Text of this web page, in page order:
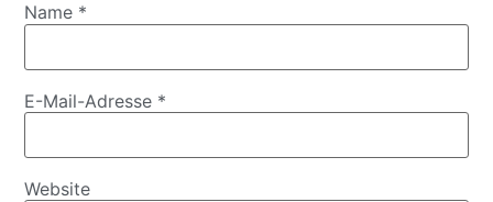
Name *
E-Mail-Adresse *
Website